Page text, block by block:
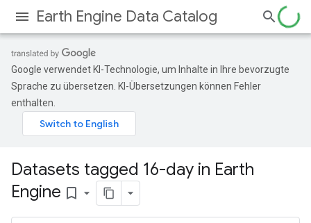
Earth Engine Data Catalog
Google verwendet KI-Technologie, um Inhalte in Ihre bevorzugte
Sprache zu übersetzen. KI-Übersetzungen können Fehler
enthalten.
Datasets tagged 16-day in Earth
Engine bookmark_border